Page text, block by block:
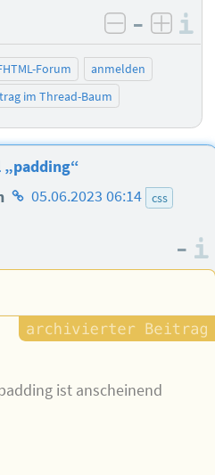
negativ
–
Forum
anmelden
im Thread-Baum
„padding“
Homepage
05.06.2023 06:14
css
–
ist anscheinend